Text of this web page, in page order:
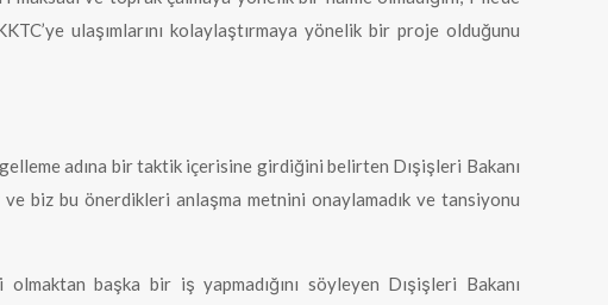
ulaşımlarını kolaylaştırmaya yönelik bir proje olduğunu
adına bir taktik içerisine girdiğini belirten Dışişleri Bakanı
biz bu önerdikleri anlaşma metnini onaylamadık ve tansiyonu
başka bir iş yapmadığını söyleyen Dışişleri Bakanı